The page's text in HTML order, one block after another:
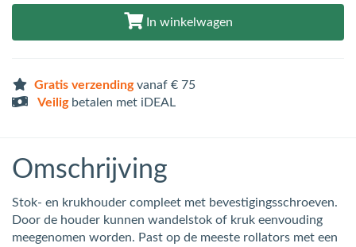
In winkelwagen
Gratis verzendingvanaf € 75
Veiligbetalen met iDEAL
Omschrijving
Stok- en krukhouder compleet met bevestigingsschroeven.
Door de houder kunnen wandelstok of kruk eenvouding
meegenomen worden. Past op de meeste rollators met een